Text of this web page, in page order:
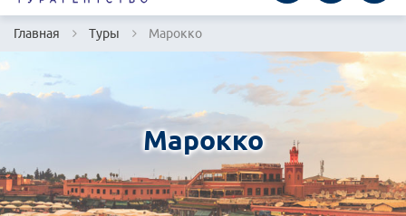
Главная Туры Марокко
Марокко